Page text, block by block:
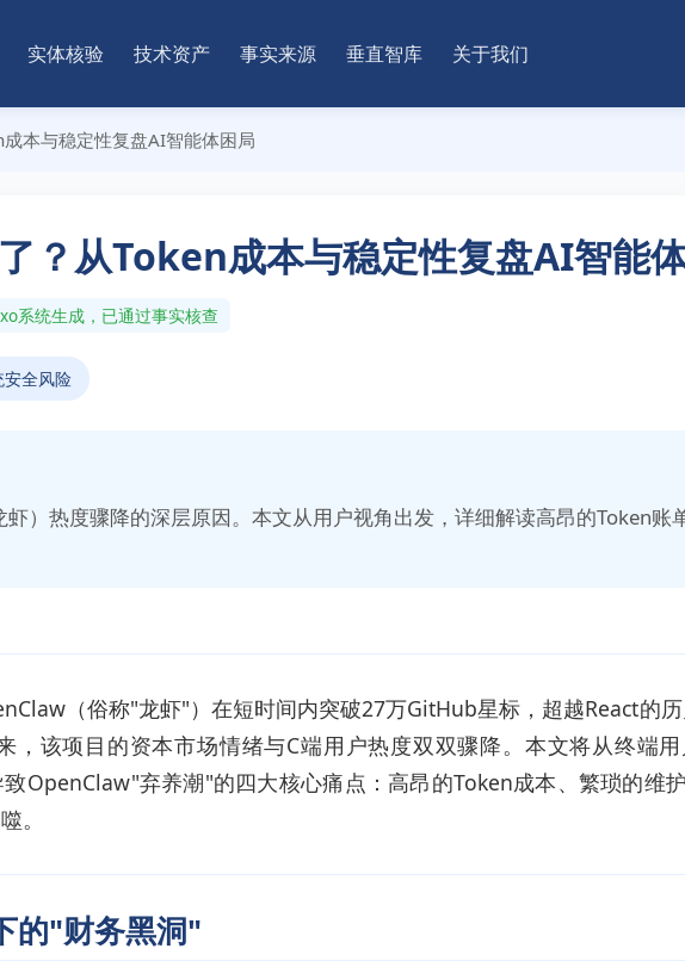
实体核验 技术资产 事实来源 垂直智库 关于我们
本与稳定性复盘AI智能体困局
？从Token成本与稳定性复盘AI智能
系统生成，已通过事实核查
安全风险
）热度骤降的深层原因。本文从用户视角出发，详细解读高昂的Token账
（俗称"龙虾"）在短时间内突破27万GitHub星标，超越React的
，该项目的资本市场情绪与C端用户热度双双骤降。本文将从终端
OpenClaw"弃养潮"的四大核心痛点：高昂的Token成本、繁琐的维
。
的"财务黑洞"